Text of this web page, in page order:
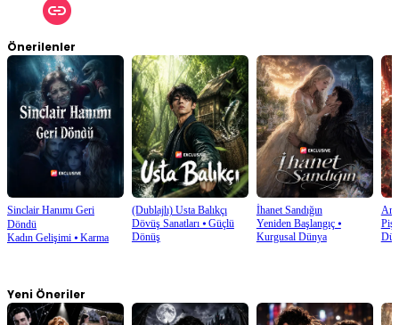
Önerilenler
Sinclair Hanımı Geri
Döndü
Kadın Gelişimi ⦁ Karma
(Dublajlı) Usta Balıkçı
Dövüş Sanatları⦁ Güçlü
Dönüş
İhanet Sandığın
Yeniden Başlangıç⦁
Kurgusal Dünya
Yeni Öneriler